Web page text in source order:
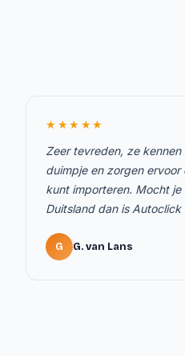
★★★★★
Zeer tevreden, ze
duimpje en zorgen
kunt importeren. Mocht je
Duitsland dan is
G G. van Lans